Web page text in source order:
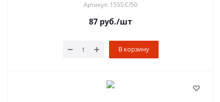
Артикул: 1555.С/50
87 руб./шт
В корзину